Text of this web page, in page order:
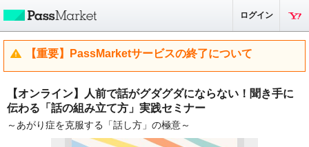
ログイン
【重要】PassMarketサービスの終了について
【オンライン】人前で話がグダグダにならない！聞き手に
伝わる「話の組み立て方」実践セミナー
～あがり症を克服する「話し方」の極意～